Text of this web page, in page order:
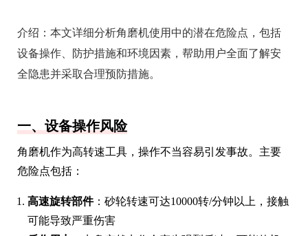
介绍： 本文详细分析角磨机使用中的潜在危险点，包括
设备操作、防护措施和环境因素，帮助用户全面了解安
全隐患并采取合理预防措施。
一、设备操作风险
角磨机作为高转速工具，操作不当容易引发事故。主要
危险点包括：
高速旋转部件：砂轮转速可达10000转/分钟以上，接触
可能导致严重伤害